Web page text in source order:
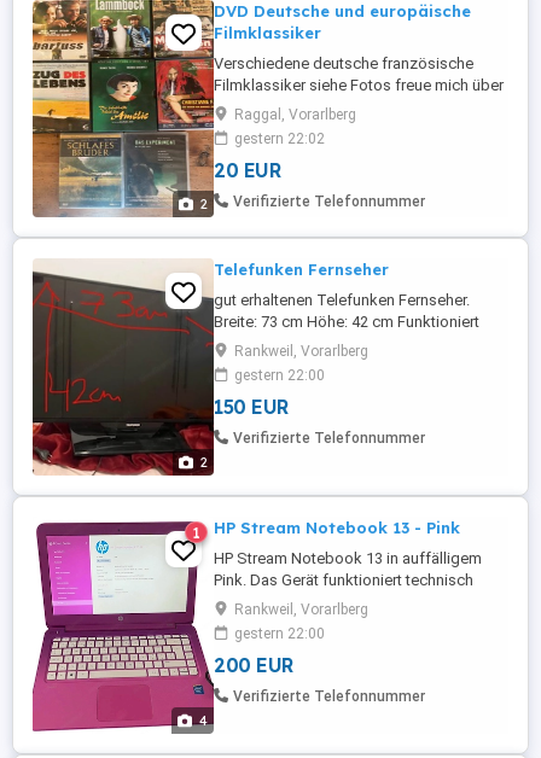
2
DVD Deutsche und europäische
Filmklassiker
Verschiedene deutsche französische
Filmklassiker siehe Fotos freue mich über
Angebote
Raggal, Vorarlberg
gestern 22:02
20 EUR
Verifizierte Telefonnummer
2
Telefunken Fernseher
gut erhaltenen Telefunken Fernseher.
Breite: 73 cm Höhe: 42 cm Funktioniert
einwandfrei Mit Standfuß und
Fernbedienung Der Fernseher befindet
sich in einem top Zustand mit normalen
Gebrauchsspuren.
Rankweil, Vorarlberg
gestern 22:00
150 EUR
Verifizierte Telefonnummer
4
1 HP Stream Notebook 13 - Pink
HP Stream Notebook 13 in auffälligem
Pink. Das Gerät funktioniert technisch
einwandfrei und ist in gutem, gepflegtem
Zustand. Details: Modell: HP Stream
Notebook PC 13 Display: 13,3 Zoll
Prozessor: Intel Celeron Arbeitsspeicher: 2
GB RAM Speicher: 32 GB Betriebssystem:
Rankweil, Vorarlberg
gestern 22:00
200 EUR
Verifizierte Telefonnummer